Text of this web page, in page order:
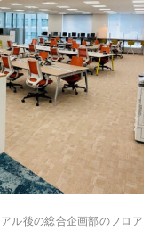
ル後の総合企画部のフロア